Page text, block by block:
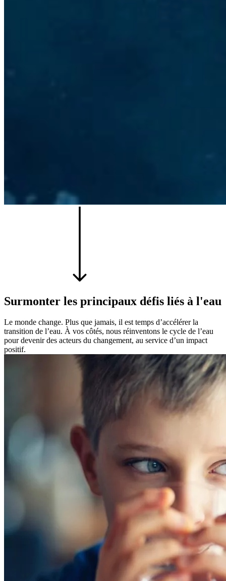
Surmonter les principaux défis liés à l'eau
Le monde change. Plus que jamais, il est temps d’accélérer la
transition de l’eau. À vos côtés, nous réinventons le cycle de l’eau
pour devenir des acteurs du changement, au service d’un impact
positif.